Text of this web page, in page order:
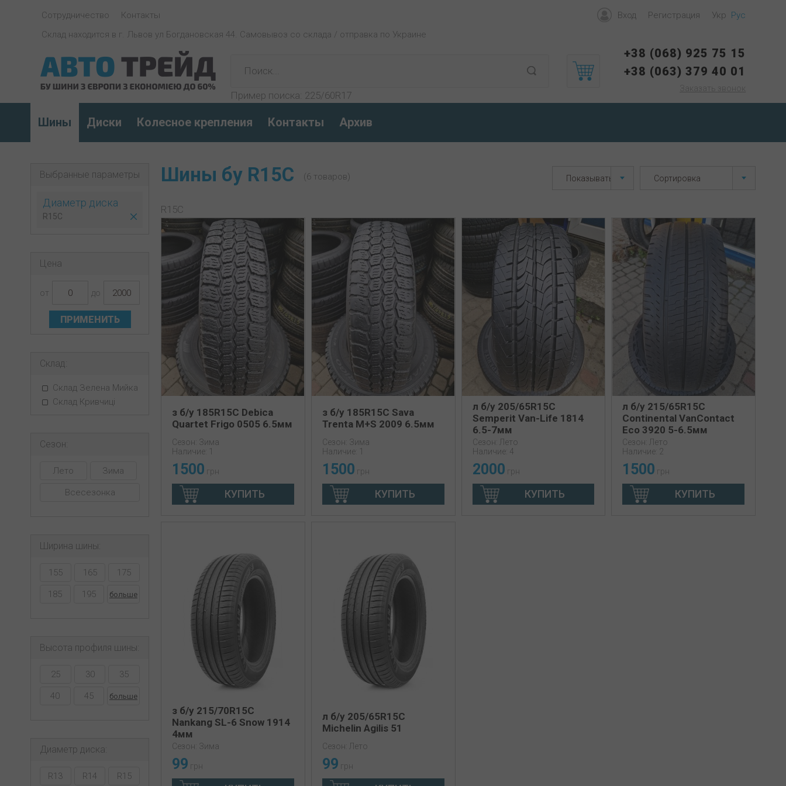
Сотрудничество Контакты Вход Регистрация Укр Рус
Склад находится в г. Львов ул Богдановская 44. Самовывоз со склада / отправка по Украине
Пример поиска: 225/60R17
+38 (068) 925 75 15
+38 (063) 379 40 01
Заказать звонок
Шины Диски Колесное крепления Контакты Архив
Выбранные параметры
Диаметр диска
R15C
Цена
от до
ПРИМЕНИТЬ
Склад:
Склад Зелена Мийка
Склад Кривчиці
Сезон:
Лето Зима
Всесезонка
Ширина шины:
155 165 175
185 195 больше
Высота профиля шины:
25 30 35
40 45 больше
Диаметр диска:
R13 R14 R15
Шины бу R15C (6 товаров) Показывать 40 Сортировка
R15C
з б/у 185R15C Debica
Quartet Frigo 0505 6.5мм
Сезон: Зима
Наличие: 1
1500 грн
КУПИТЬ
з б/у 185R15C Sava
Trenta M+S 2009 6.5мм
Сезон: Зима
Наличие: 1
1500 грн
КУПИТЬ
л б/у 205/65R15C
Semperit Van-Life 1814
6.5-7мм
Сезон: Лето
Наличие: 4
2000 грн
КУПИТЬ
л б/у 215/65R15C
Continental VanContact
Eco 3920 5-6.5мм
Сезон: Лето
Наличие: 2
1500 грн
КУПИТЬ
з б/у 215/70R15C
Nankang SL-6 Snow 1914
4мм
Сезон: Зима
99 грн
л б/у 205/65R15C
Michelin Agilis 51
Сезон: Лето
99 грн